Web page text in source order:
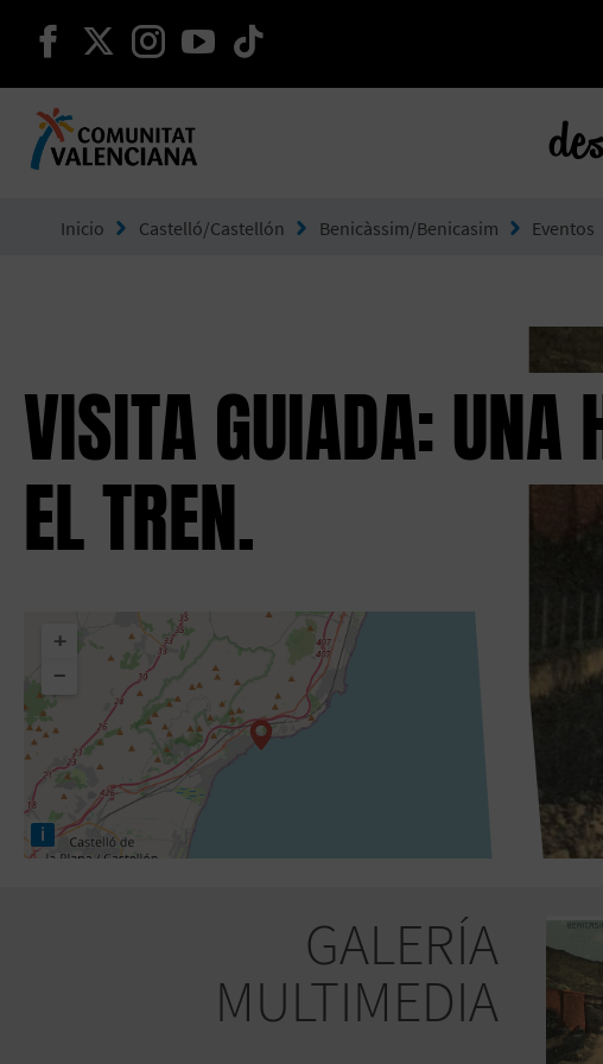
seguir en facebook
seguir en twitter
seguir en instagram
seguir en youtube
Inicio Castelló/Castellón Benicàssim/Benicasim Eventos
VISITA GUIADA: UNA
EL TREN.
+
−
i
GALERÍA
MULTIMEDIA